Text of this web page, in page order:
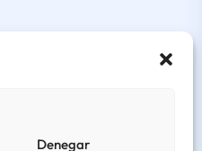
Denegar